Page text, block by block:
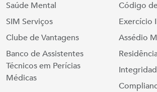
Saúde Mental
SIM Serviços
Clube de Vantagens
Banco de Assistentes
Técnicos em Perícias
Médicas
Código
Exercício
Assédio